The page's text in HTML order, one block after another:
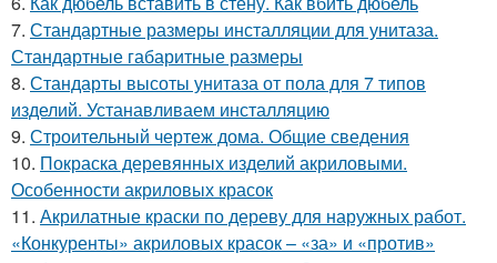
7. Стандартные размеры инсталляции для унитаза.
Стандартные габаритные размеры
8. Стандарты высоты унитаза от пола для 7 типов
изделий. Устанавливаем инсталляцию
9. Строительный чертеж дома. Общие сведения
10. Покраска деревянных изделий акриловыми.
Особенности акриловых красок
11. Акрилатные краски по дереву для наружных работ.
«Конкуренты» акриловых красок – «за» и «против»